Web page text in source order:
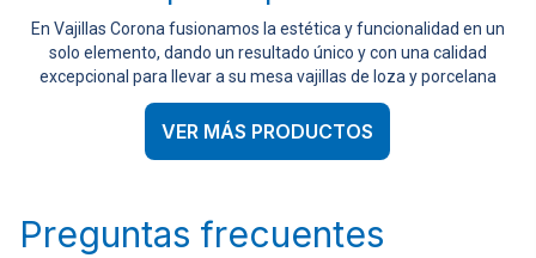
En Vajillas Corona fusionamos la estética y funcionalidad en un
solo elemento, dando un resultado único y con una calidad
excepcional para llevar a su mesa vajillas de loza y porcelana
VER MÁS PRODUCTOS
Preguntas frecuentes